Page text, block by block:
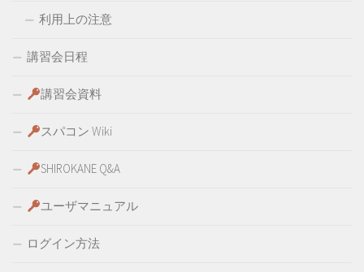
利用上の注意
講習会日程
講習会資料
スパコン Wiki
SHIROKANE Q&A
ユーザマニュアル
ログイン方法